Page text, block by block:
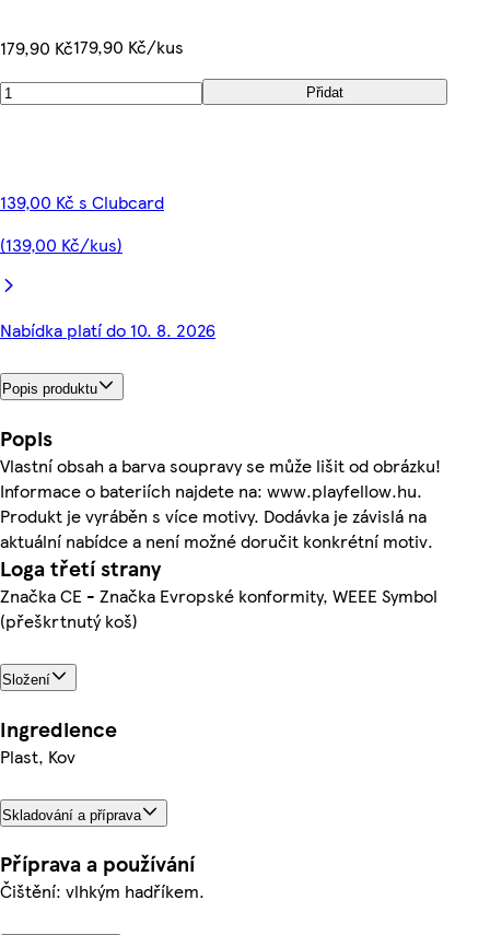
179,90 Kč179,90 Kč/kus
Přidat
139,00 Kč s Clubcard
(139,00 Kč/kus)
Nabídka platí do 10. 8. 2026
Popis produktu
Popis
Vlastní obsah a barva soupravy se může lišit od obrázku!
Informace o bateriích najdete na: www.playfellow.hu.
Produkt je vyráběn s více motivy. Dodávka je závislá na
aktuální nabídce a není možné doručit konkrétní motiv.
Loga třetí strany
Značka CE - Značka Evropské konformity, WEEE Symbol
(přeškrtnutý koš)
Složení
Ingredience
Plast, Kov
Skladování a příprava
Příprava a používání
Čištění: vlhkým hadříkem.